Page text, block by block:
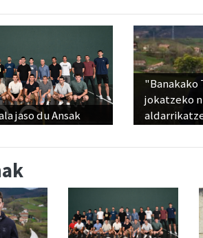
jaso du Ansak
"Banakako
jokatzeko